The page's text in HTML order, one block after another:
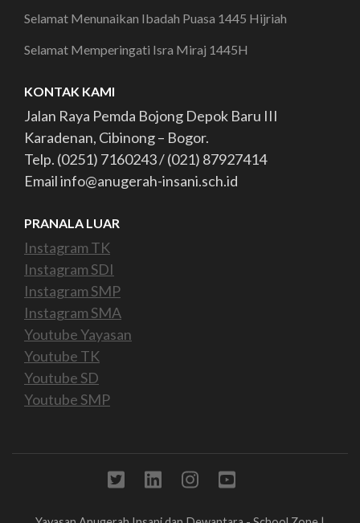
Selamat Menunaikan Ibadah Puasa 1445 Hijriah
Selamat Memperingati Isra Miraj 1445H
KONTAK KAMI
Jalan Raya Pemda Bojong Depok Baru III
Karadenan, Cibinong – Bogor.
Telp. (0251) 7160243 / (021) 87927414
Email info@anugerah-insani.sch.id
PRANALA LUAR
Instagram TK
Instagram SDI
Instagram SMP
Instagram SMA
Youtube Yayasan
Youtube TK
Youtube SD
Youtube SMP